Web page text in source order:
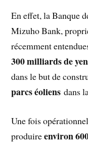
En effet, la Banque
Mizuho Bank,
récemment
300 milliards de
dans le but de
parcs éoliensdans
Une fois
produireenviron